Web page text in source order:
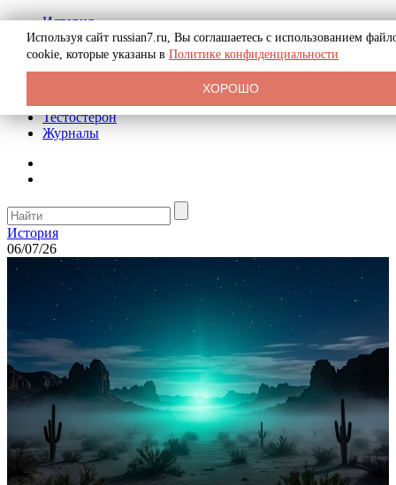
История
Биография
Криминал
Реклама на сайте
Тестостерон
Журналы
История
06/07/26
Используя сайт russian7.ru, Вы соглашаетесь с использованием
cookie, которые указаны в Политике конфиденциальности
ХОРОШО